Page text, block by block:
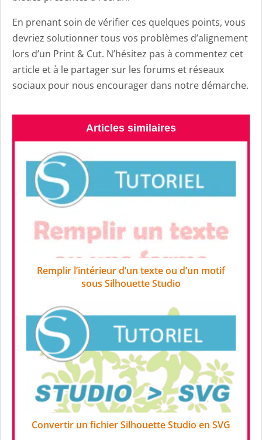
En prenant soin de vérifier ces quelques points, vous
devriez solutionner tous vos problèmes d’alignement
lors d’un Print & Cut. N’hésitez pas à commentez cet
article et à le partager sur les forums et réseaux
sociaux pour nous encourager dans notre démarche.
Articles similaires
Remplir l’intérieur d’un texte ou d’un motif
sous Silhouette Studio
Convertir un fichier Silhouette Studio en SVG